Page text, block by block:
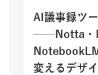
AI議事録ツ
──Notta・
変えるデザ